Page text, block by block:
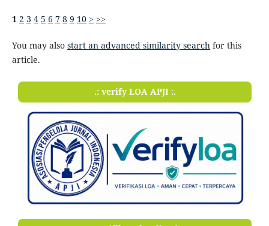
1 2 3 4 5 6 7 8 9 10 > >>
You may also start an advanced similarity search for this
article.
.: verify LOA APJI :.